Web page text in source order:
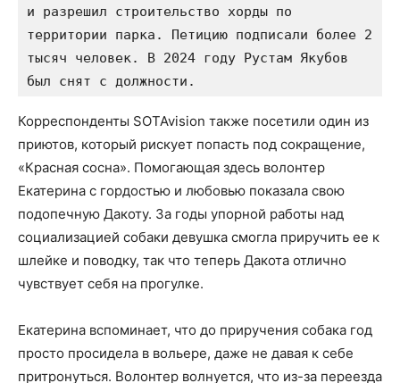
и разрешил строительство хорды по
территории парка. Петицию подписали более 2
тысяч человек. В 2024 году Рустам Якубов
был снят с должности.
Корреспонденты SOTAvision также посетили один из
приютов, который рискует попасть под сокращение,
«Красная сосна». Помогающая здесь волонтер
Екатерина с гордостью и любовью показала свою
подопечную Дакоту. За годы упорной работы над
социализацией собаки девушка смогла приручить ее к
шлейке и поводку, так что теперь Дакота отлично
чувствует себя на прогулке.
Екатерина вспоминает, что до приручения собака год
просто просидела в вольере, даже не давая к себе
притронуться. Волонтер волнуется, что из-за переезда